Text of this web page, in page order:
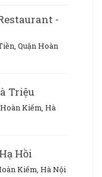
-
Quận Hoàn
Triệu
Kiếm, Hà
Hồi
Kiếm, Hà Nội